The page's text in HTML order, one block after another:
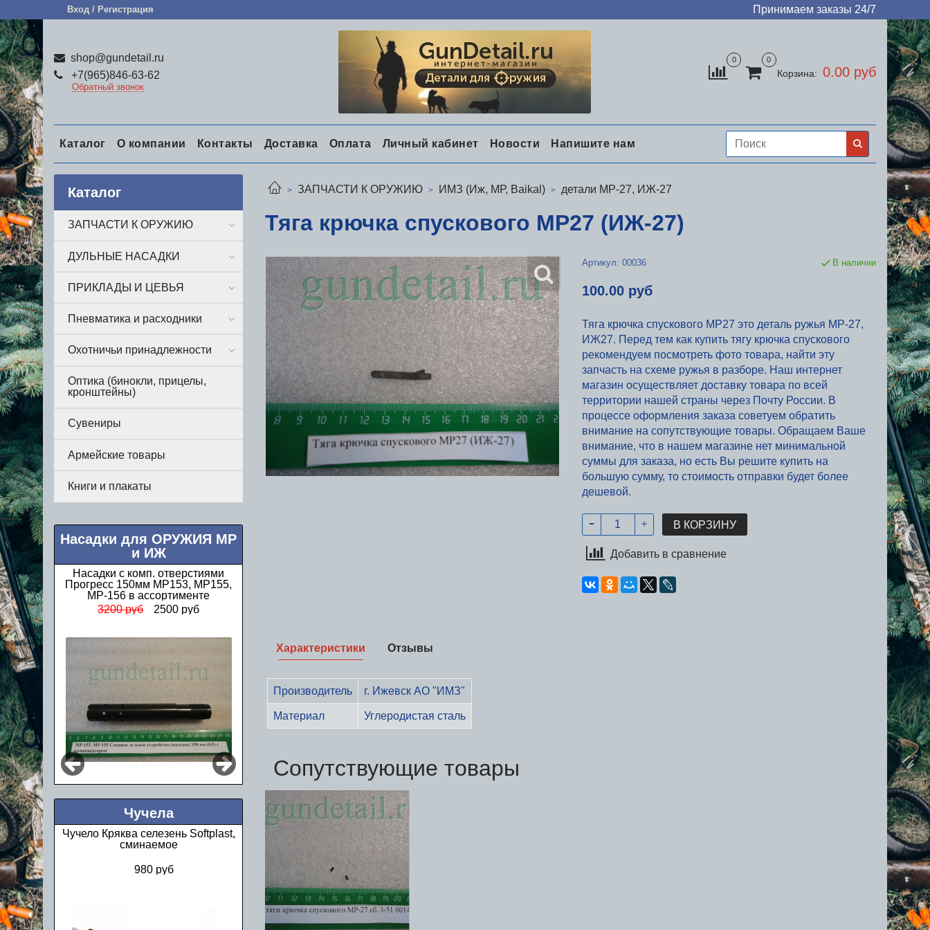
Вход / Регистрация Принимаем заказы 24/7
shop@gundetail.ru
+7(965)846-63-62
Обратный звонок
0 0
Корзина: 0.00 руб
Каталог О компании Контакты Доставка Оплата Личный кабинет Новости Напишите нам
ЗАПЧАСТИ К ОРУЖИЮ ИМЗ (Иж, МР, Baikal) детали МР-27, ИЖ-27
Тяга крючка спускового МР27 (ИЖ-27)
Артикул: 00036 В наличии
100.00 руб
Тяга крючка спускового МР27 это деталь ружья МР-27,
ИЖ27. Перед тем как купить тягу крючка спускового
рекомендуем посмотреть фото товара, найти эту
запчасть на схеме ружья в разборе. Наш интернет
магазин осуществляет доставку товара по всей
территории нашей страны через Почту России. В
процессе оформления заказа советуем обратить
внимание на сопутствующие товары. Обращаем Ваше
внимание, что в нашем магазине нет минимальной
суммы для заказа, но есть Вы решите купить на
большую сумму, то стоимость отправки будет более
дешевой.
В КОРЗИНУ
Добавить в сравнение
Характеристики
Производитель г. Ижевск АО "ИМЗ"
Материал Углеродистая сталь
Отзывы
Сопутствующие товары
Каталог
ЗАПЧАСТИ К ОРУЖИЮ
ДУЛЬНЫЕ НАСАДКИ
ПРИКЛАДЫ И ЦЕВЬЯ
Пневматика и расходники
Охотничьи принадлежности
Оптика (бинокли, прицелы,
кронштейны)
Сувениры
Армейские товары
Книги и плакаты
Насадки для ОРУЖИЯ МР
и ИЖ
Насадки Прогресс стандартные МР
(ИЖ) 12 калибра в ассортименте
1000 руб 850 руб
Чучела
Чучело Кряква селезень Softplast,
сминаемое
980 руб